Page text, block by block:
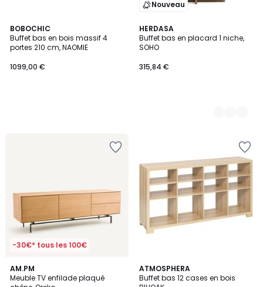
BOBOCHIC
Buffet bas en bois massif 4
portes 210 cm, NAOMIE
1099,00 €
Nouveau
HERDASA
Buffet bas en placard 1 niche,
SOHO
315,84 €
6
Couleurs
-30€* tous les 100€
AM.PM
Meuble TV enfilade plaqué
ATMOSPHERA
Buffet bas 12 cases en bois